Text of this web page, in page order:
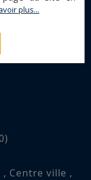
Centre ville ,
plus...